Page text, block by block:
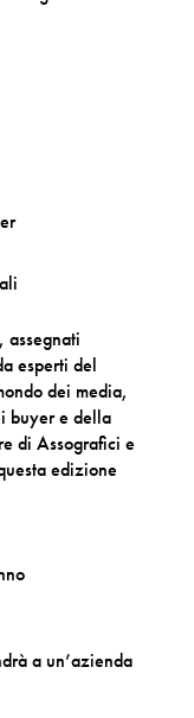
, assegnati
esperti del
dei media,
buyer e della
di Assografici e
edizione
a un’azienda